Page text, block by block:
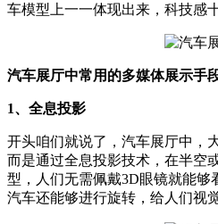
车模型上一一体现出来，科技感十
汽车展厅中常用的多媒体展示手
1、全息投影
开头咱们就说了，汽车展厅中，
而是通过全息投影技术，在半空
型，人们无需佩戴3D眼镜就能够
汽车还能够进行旋转，给人们视